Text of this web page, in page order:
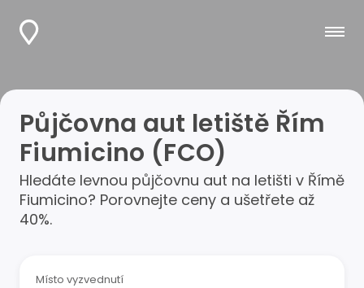
Půjčovna aut letiště Řím
Fiumicino (FCO)
Hledáte levnou půjčovnu aut na letišti v Římě
Fiumicino? Porovnejte ceny a ušetřete až
40%.
Místo vyzvednutí